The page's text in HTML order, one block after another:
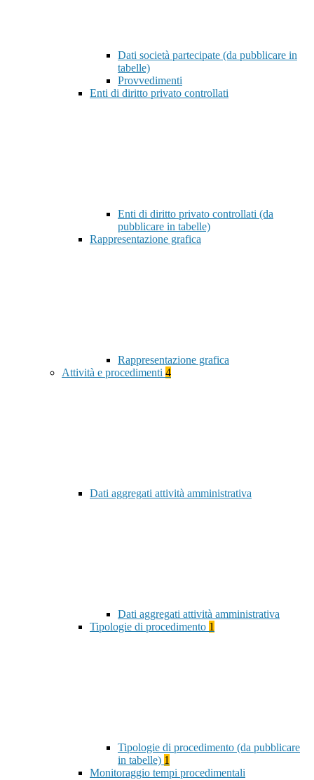
Dati società partecipate (da pubblicare in
tabelle)
Provvedimenti
Enti di diritto privato controllati
Enti di diritto privato controllati (da
pubblicare in tabelle)
Rappresentazione grafica
Rappresentazione grafica
Attività e procedimenti 4
Dati aggregati attività amministrativa
Dati aggregati attività amministrativa
Tipologie di procedimento 1
Tipologie di procedimento (da pubblicare
in tabelle) 1
Monitoraggio tempi procedimentali